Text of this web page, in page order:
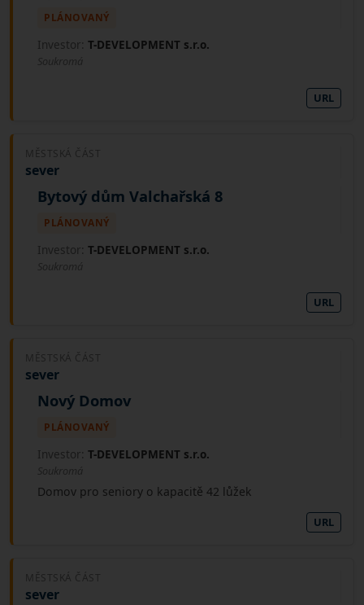
PLÁNOVANÝ
Investor: T-DEVELOPMENT s.r.o.
Soukromá
URL
MĚSTSKÁ ČÁST
sever
Bytový dům Valchařská 8
PLÁNOVANÝ
Investor: T-DEVELOPMENT s.r.o.
Soukromá
URL
MĚSTSKÁ ČÁST
sever
Nový Domov
PLÁNOVANÝ
Investor: T-DEVELOPMENT s.r.o.
Soukromá
Domov pro seniory o kapacitě 42 lůžek
URL
MĚSTSKÁ ČÁST
sever